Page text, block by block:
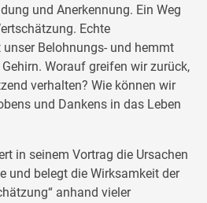
und Anerkennung. Ein Weg
Echte
Belohnungs- und hemmt
Worauf greifen wir zurück,
verhalten? Wie können wir
und Dankens in das Leben
in seinem Vortrag die Ursachen
und belegt die Wirksamkeit der
anhand vieler